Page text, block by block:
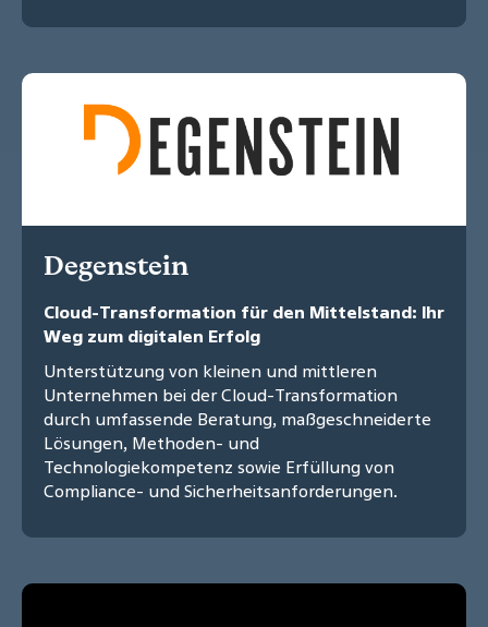
Degenstein
Cloud-Transformation für den Mittelstand: Ihr
Weg zum digitalen Erfolg
Unterstützung von kleinen und mittleren
Unternehmen bei der Cloud-Transformation
durch umfassende Beratung, maßgeschneiderte
Lösungen, Methoden- und
Technologiekompetenz sowie Erfüllung von
Compliance- und Sicherheitsanforderungen.